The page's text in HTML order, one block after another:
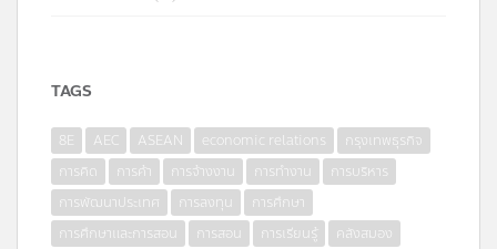
TAGS
8E AEC ASEAN economic relations
กรุงเทพธุรกิจ
การคิด
การค้า การจ้างงาน การทำงาน
การบริหาร
การพัฒนาประเทศ
การลงทุน
การศึกษา
การศึกษาและการสอน
การสอน การเรียนรู้
คลังสมอง